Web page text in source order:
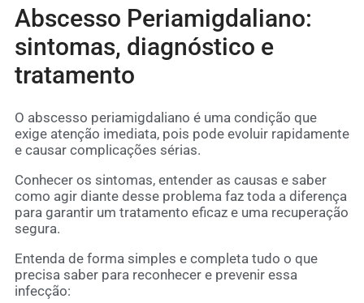
Abscesso Periamigdaliano:
sintomas, diagnóstico e
tratamento
O abscesso periamigdaliano é uma condição que
exige atenção imediata, pois pode evoluir rapidamente
e causar complicações sérias.
Conhecer os sintomas, entender as causas e saber
como agir diante desse problema faz toda a diferença
para garantir um tratamento eficaz e uma recuperação
segura.
Entenda de forma simples e completa tudo o que
precisa saber para reconhecer e prevenir essa
infecção: